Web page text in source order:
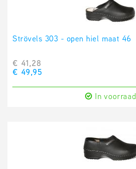
Strövels 303 - open hiel maat 46
€ 41,28
€ 49,95
In voorraad